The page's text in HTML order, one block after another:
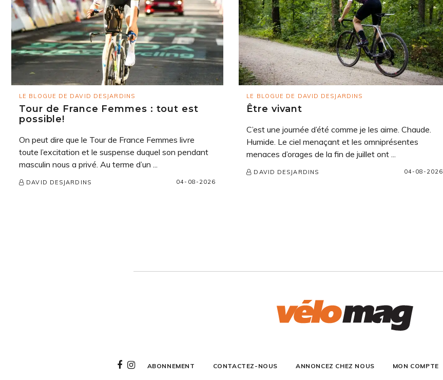
LE BLOGUE DE DAVID DESJARDINS
Tour de France Femmes : tout est
possible!
On peut dire que le Tour de France Femmes livre
toute l’excitation et le suspense duquel son pendant
masculin nous a privé. Au terme d’un ...
DAVID DESJARDINS 04-08-2026
LE BLOGUE DE DAVID DESJARDINS
Être vivant
C’est une journée d’été comme je les aime. Chaude.
Humide. Le ciel menaçant et les omniprésentes
menaces d’orages de la fin de juillet ont ...
DAVID DESJARDINS 04-08-2026
ABONNEMENT CONTACTEZ-NOUS ANNONCEZ CHEZ NOUS MON COMPTE